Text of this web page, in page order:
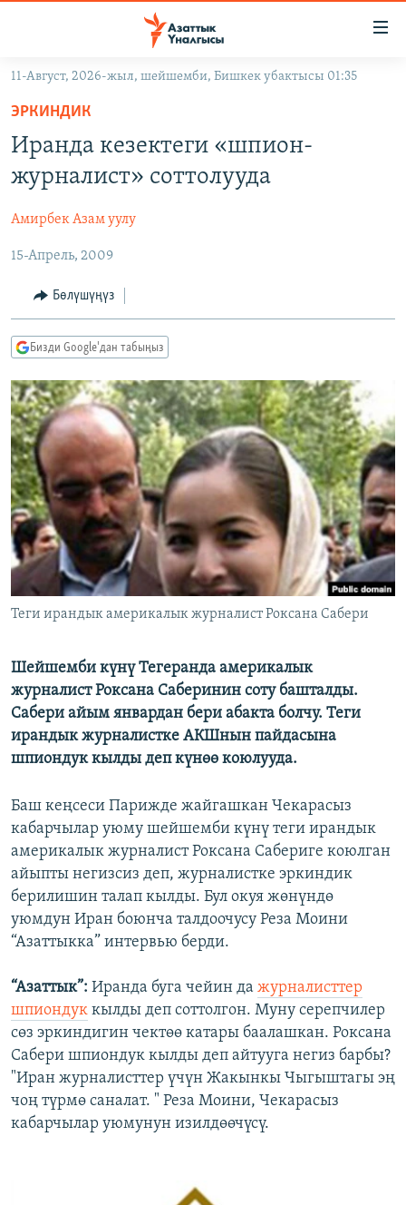
Навигацияга
өтүңүз
Издөөгө
салыңызКЫРГЫЗСТАН
ЭКОНОМИКА
МАДАНИЯТ
ДҮЙНӨ
БОРБОР АЗИЯ
УКРАИНА
АТАЙЫН ИЛИКТӨӨ
ТВ ПРОГРАММАЛАР
БҮГҮН АЗАТТЫКТА
БИЗ ЖАНА ДҮЙНӨ
ДАНИСТЕ
ЭЖЕ-СИҢДИЛЕР
АЗАТТЫК+
ЫҢГАЙСЫЗ СУРООЛОР
ПОДКАСТ
ӨЗГӨЧӨ ПИКИР
ОНЛАЙН ШЕРИНЕ
ЭЕ/АРнун бардык сайттары
11-Август, 2026-жыл, шейшемби, Бишкек убактысы 01:35
ЭРКИНДИК
Иранда кезектеги «шпион-
журналист» соттолууда
Амирбек Азам уулу
15-Апрель, 2009
Бөлүшүңүз
Бизди Google'дан табыңыз
Теги ирандык америкалык журналист Роксана Сабери
Шейшемби күнү Тегеранда америкалык
журналист Роксана Саберинин соту башталды.
Сабери айым январдан бери абакта болчу. Теги
ирандык журналистке АКШнын пайдасына
шпиондук кылды деп күнөө коюлууда.
Баш кеңсеси Парижде жайгашкан Чекарасыз
кабарчылар уюму шейшемби күнү теги ирандык
америкалык журналист Роксана Сабериге коюлган
айыпты негизсиз деп, журналистке эркиндик
берилишин талап кылды. Бул окуя жөнүндө
уюмдун Иран боюнча талдоочусу Реза Моини
“Азаттыкка” интервью берди.
“Азаттык”: Иранда буга чейин да журналисттер
шпиондук кылды деп соттолгон. Муну серепчилер
сөз эркиндигин чектөө катары баалашкан. Роксана
Сабери шпиондук кылды деп айтууга негиз барбы?
"Иран журналисттер үчүн Жакынкы Чыгыштагы эң
чоң түрмө саналат. " Реза Моини, Чекарасыз
кабарчылар уюмунун изилдөөчүсү.